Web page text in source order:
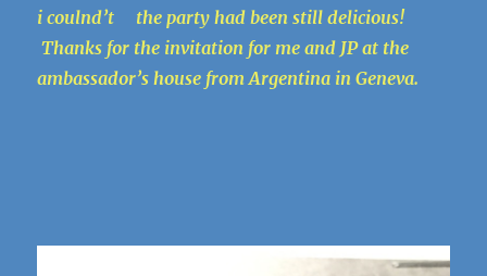
i coulnd’t the party had been still delicious!
Thanks for the invitation for me and JP at the
ambassador’s house from Argentina in Geneva.